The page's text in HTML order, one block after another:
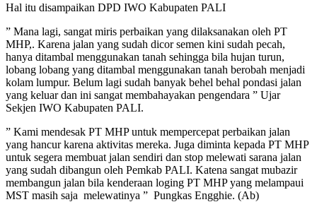
Hal itu disampaikan DPD IWO Kabupaten PALI
” Mana lagi, sangat miris perbaikan yang dilaksanakan oleh PT
MHP,. Karena jalan yang sudah dicor semen kini sudah pecah,
hanya ditambal menggunakan tanah sehingga bila hujan turun,
lobang lobang yang ditambal menggunakan tanah berobah menjadi
kolam lumpur. Belum lagi sudah banyak behel behal pondasi jalan
yang keluar dan ini sangat membahayakan pengendara ” Ujar
Sekjen IWO Kabupaten PALI.
” Kami mendesak PT MHP untuk mempercepat perbaikan jalan
yang hancur karena aktivitas mereka. Juga diminta kepada PT MHP
untuk segera membuat jalan sendiri dan stop melewati sarana jalan
yang sudah dibangun oleh Pemkab PALI. Katena sangat mubazir
membangun jalan bila kenderaan loging PT MHP yang melampaui
MST masih saja melewatinya ” Pungkas Engghie. (Ab)